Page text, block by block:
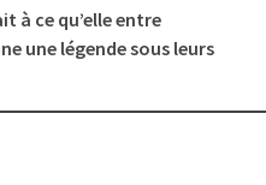
à ce qu’elle entre
une légende sous leurs